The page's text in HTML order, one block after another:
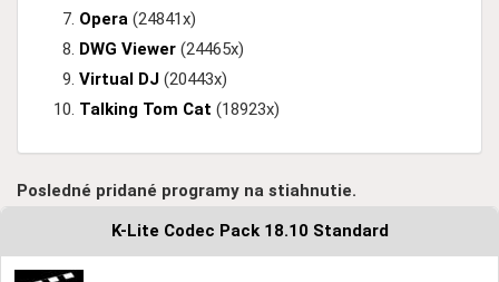
Opera (24841x)
DWG Viewer (24465x)
Virtual DJ (20443x)
Talking Tom Cat (18923x)
Posledné pridané programy na stiahnutie.
K-Lite Codec Pack 18.10 Standard